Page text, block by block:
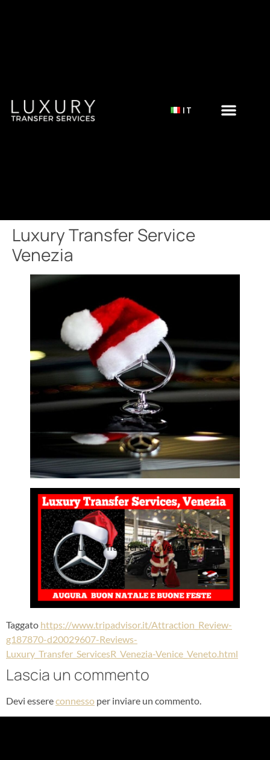
IT
Luxury Transfer Service
Venezia
Taggato https://www.tripadvisor.it/Attraction_Review-
g187870-d20029607-Reviews-
Luxury_Transfer_ServicesR_Venezia-Venice_Veneto.html
Lascia un commento
Devi essereconnesso per inviare un commento.